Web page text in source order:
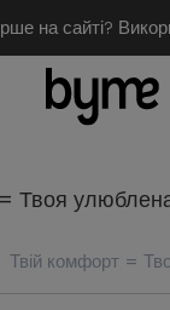
на сайті?
Твоя
Твій комфорт =